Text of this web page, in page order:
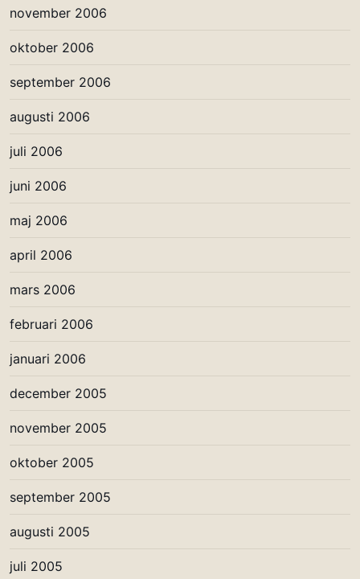
november 2006
oktober 2006
september 2006
augusti 2006
juli 2006
juni 2006
maj 2006
april 2006
mars 2006
februari 2006
januari 2006
december 2005
november 2005
oktober 2005
september 2005
augusti 2005
juli 2005